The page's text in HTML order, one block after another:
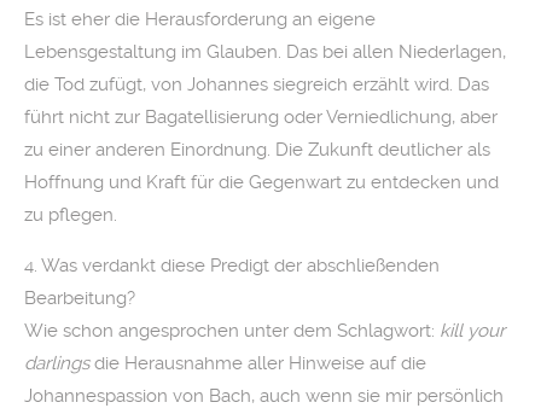
Es ist eher die Herausforderung an eigene
Lebensgestaltung im Glauben. Das bei allen Niederlagen,
die Tod zufügt, von Johannes siegreich erzählt wird. Das
führt nicht zur Bagatellisierung oder Verniedlichung, aber
zu einer anderen Einordnung. Die Zukunft deutlicher als
Hoffnung und Kraft für die Gegenwart zu entdecken und
zu pflegen.
4. Was verdankt diese Predigt der abschließenden
Bearbeitung?
Wie schon angesprochen unter dem Schlagwort: kill your
darlingsdie Herausnahme aller Hinweise auf die
Johannespassion von Bach, auch wenn sie mir persönlich